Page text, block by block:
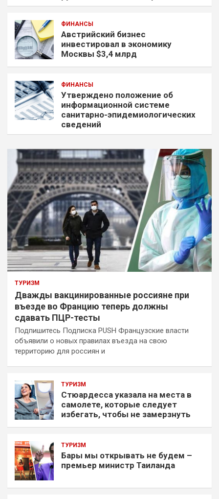
ФИНАНСЫ
Австрийский бизнес
инвестировал в экономику
Москвы $3,4 млрд
ФИНАНСЫ
Утверждено положение об
информационной системе
санитарно-эпидемиологических
сведений
ТУРИЗМ
Дважды вакцинированные россияне при
въезде во Францию теперь должны
сдавать ПЦР-тесты
Подпишитесь Подписка PUSH Французские власти
объявили о новых правилах въезда на свою
территорию для россиян и
ТУРИЗМ
Стюардесса указала на места в
самолете, которые следует
избегать, чтобы не замерзнуть
ТУРИЗМ
Бары мы открывать не будем –
премьер министр Таиланда